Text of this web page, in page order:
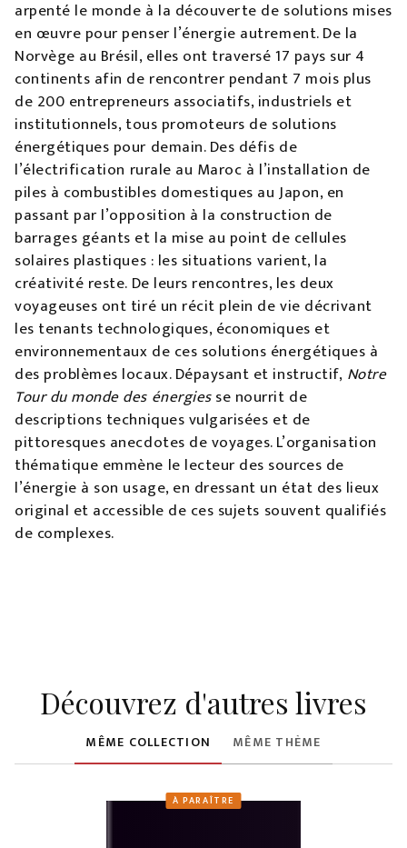
arpenté le monde à la découverte de solutions mises
en œuvre pour penser l’énergie autrement. De la
Norvège au Brésil, elles ont traversé 17 pays sur 4
continents afin de rencontrer pendant 7 mois plus
de 200 entrepreneurs associatifs, industriels et
institutionnels, tous promoteurs de solutions
énergétiques pour demain. Des défis de
l’électrification rurale au Maroc à l’installation de
piles à combustibles domestiques au Japon, en
passant par l’opposition à la construction de
barrages géants et la mise au point de cellules
solaires plastiques : les situations varient, la
créativité reste. De leurs rencontres, les deux
voyageuses ont tiré un récit plein de vie décrivant
les tenants technologiques, économiques et
environnementaux de ces solutions énergétiques à
des problèmes locaux. Dépaysant et instructif, Notre
Tour du monde des énergiesse nourrit de
descriptions techniques vulgarisées et de
pittoresques anecdotes de voyages. L’organisation
thématique emmène le lecteur des sources de
l’énergie à son usage, en dressant un état des lieux
original et accessible de ces sujets souvent qualifiés
de complexes.
Découvrez d'autres livres
MÊME COLLECTION MÊME THÈME
À PARAÎTRE